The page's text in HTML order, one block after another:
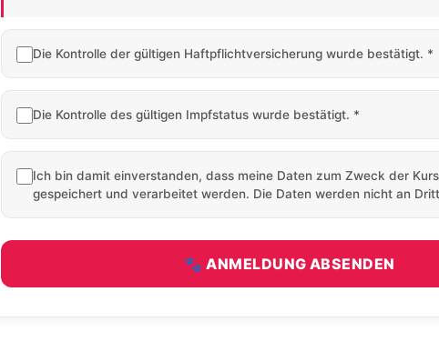
Die Kontrolle der gültigen Haftpflichtversicherung wurde bestätigt. *
Die Kontrolle des gültigen Impfstatus wurde bestätigt. *
Ich bin damit einverstanden, dass meine Daten zum Zweck der
gespeichert und verarbeitet werden. Die Daten werden nicht an
🐾 ANMELDUNG ABSENDEN